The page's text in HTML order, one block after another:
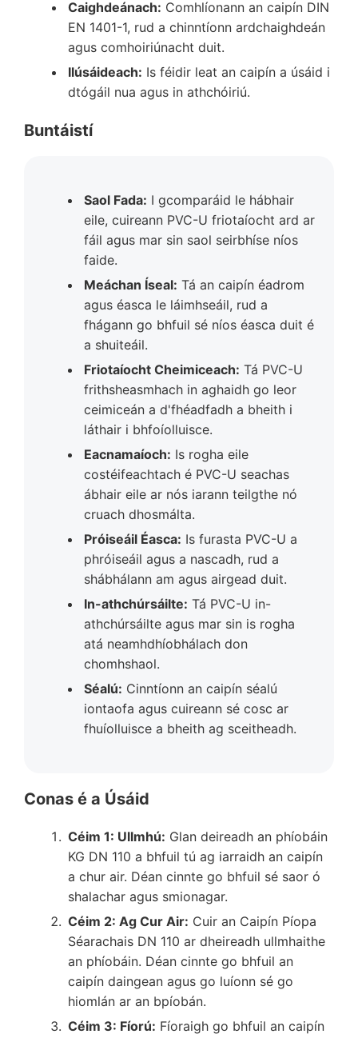
Caighdeánach: Comhlíonann an caipín DIN
EN 1401-1, rud a chinntíonn ardchaighdeán
agus comhoiriúnacht duit.
Ilúsáideach: Is féidir leat an caipín a úsáid i
dtógáil nua agus in athchóiriú.
Buntáistí
Saol Fada: I gcomparáid le hábhair
eile, cuireann PVC-U friotaíocht ard ar
fáil agus mar sin saol seirbhíse níos
faide.
Meáchan Íseal: Tá an caipín éadrom
agus éasca le láimhseáil, rud a
fhágann go bhfuil sé níos éasca duit é
a shuiteáil.
Friotaíocht Cheimiceach: Tá PVC-U
frithsheasmhach in aghaidh go leor
ceimiceán a d'fhéadfadh a bheith i
láthair i bhfoíolluisce.
Eacnamaíoch: Is rogha eile
costéifeachtach é PVC-U seachas
ábhair eile ar nós iarann teilgthe nó
cruach dhosmálta.
Próiseáil Éasca: Is furasta PVC-U a
phróiseáil agus a nascadh, rud a
shábhálann am agus airgead duit.
In-athchúrsáilte: Tá PVC-U in-
athchúrsáilte agus mar sin is rogha
atá neamhdhíobhálach don
chomhshaol.
Séalú: Cinntíonn an caipín séalú
iontaofa agus cuireann sé cosc ar
fhuíolluisce a bheith ag sceitheadh.
Conas é a Úsáid
Céim 1: Ullmhú: Glan deireadh an phíobáin
KG DN 110 a bhfuil tú ag iarraidh an caipín
a chur air. Déan cinnte go bhfuil sé saor ó
shalachar agus smionagar.
Céim 2: Ag Cur Air: Cuir an Caipín Píopa
Séarachais DN 110 ar dheireadh ullmhaithe
an phíobáin. Déan cinnte go bhfuil an
caipín daingean agus go luíonn sé go
hiomlán ar an bpíobán.
Céim 3: Fíorú: Fíoraigh go bhfuil an caipín